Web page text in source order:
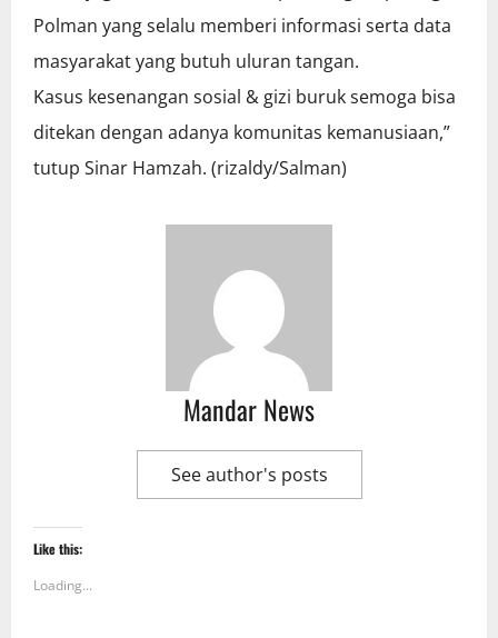
Polman yang selalu memberi informasi serta data
masyarakat yang butuh uluran tangan.
Kasus kesenangan sosial & gizi buruk semoga bisa
ditekan dengan adanya komunitas kemanusiaan,”
tutup Sinar Hamzah. (rizaldy/Salman)
Mandar News
See author's posts
Like this:
Loading...